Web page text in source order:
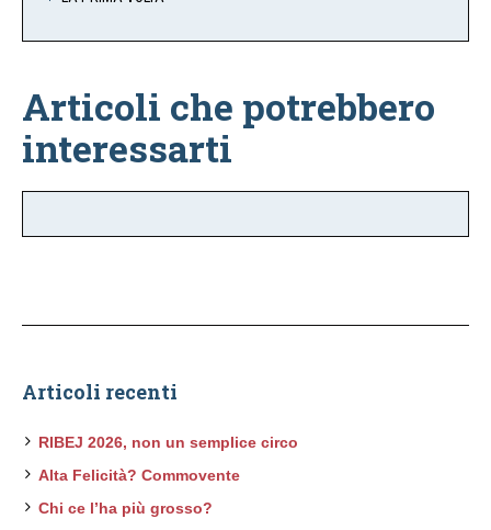
Articoli che potrebbero
interessarti
Articoli recenti
RIBEJ 2026, non un semplice circo
Alta Felicità? Commovente
Chi ce l’ha più grosso?